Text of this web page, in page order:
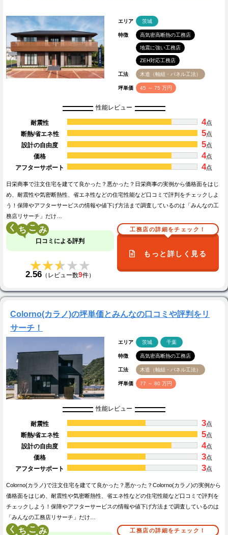
エリア 茨城
特徴 高気密高断熱の工務店
地震に強い工務店
ZEH対応工務店
工法 木造（軸組・パネル工法）
坪単価 45 ～ 75 万円
性能レビュー
耐震性 4点
断熱/省エネ性
5点
設計の自由度
5点
価格
4点
アフターサポート
4点
日栄商事で注文住宅を建てて良かった？悪かった？日栄商事の実例から価格面をはじ
め、耐震性や気密断熱性、省エネ性などの住宅性能など口コミで評判をチェックしよ
う！保障やアフターサービスの情報や値下げ方法まで調査しているのは「みんなの工
務店リサーチ」だけ…
く こ
口コミによる評判
★★★★★
★★★★★
2.56 （レビュー数9件）
工務店の詳細をチェック！
もっと詳しく見る
Colorno(カラノ)の坪単価とみんなの口コミや評判をリ
サーチ！
エリア 茨城 千葉
特徴 高気密高断熱の工務店
工法 木造（軸組・パネル工法）
坪単価 77 ～ 80 万円
性能レビュー
耐震性 3点
断熱/省エネ性
5点
設計の自由度
4点
価格
3点
アフターサポート
3点
Colorno(カラノ)で注文住宅を建てて良かった？悪かった？Colorno(カラノ)の実例から
価格面をはじめ、耐震性や気密断熱性、省エネ性などの住宅性能など口コミで評判を
チェックしよう！保障やアフターサービスの情報や値下げ方法まで調査しているのは
「みんなの工務店リサーチ」だけ…
く こ 工務店の詳細をチェック！